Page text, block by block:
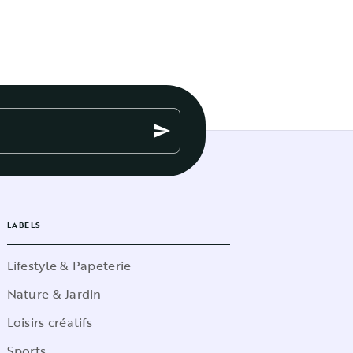
send
LABELS
Lifestyle & Papeterie
Nature & Jardin
Loisirs créatifs